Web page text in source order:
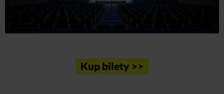
Kup bilety >>